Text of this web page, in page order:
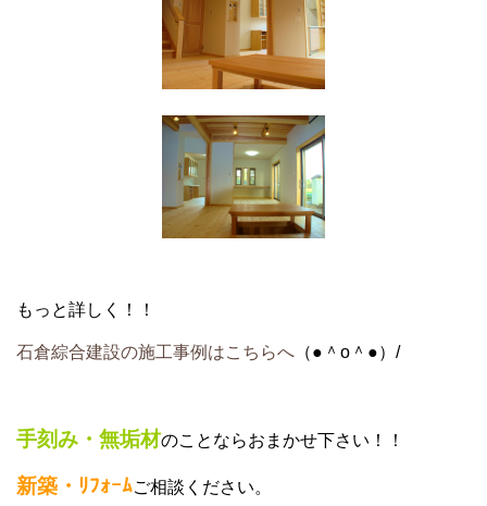
もっと詳しく！！
石倉綜合建設の施工事例はこちらへ （●＾o＾●）/
手刻み・無垢材のことならおまかせ下さい！！
新築・ﾘﾌｫｰﾑご相談ください。